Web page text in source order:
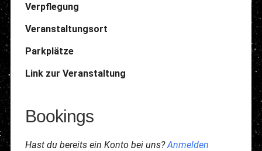
Verpflegung
Veranstaltungsort
Parkplätze
Link zur Veranstaltung
Bookings
Hast du bereits ein Konto bei uns?Anmelden